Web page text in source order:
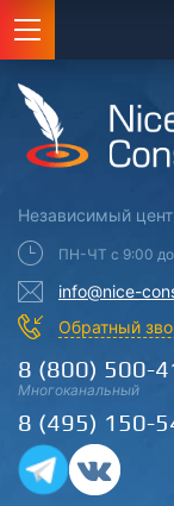
Независимый
ПН-ЧТ с 9:00
info@nice-
Обратный
8 (800) 500-
Многоканальный
8 (495) 150-